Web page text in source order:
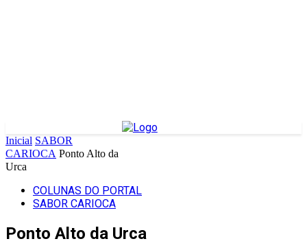
Inicial SABOR
CARIOCA Ponto Alto da
Urca
COLUNAS DO PORTAL
SABOR CARIOCA
Ponto Alto da Urca